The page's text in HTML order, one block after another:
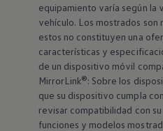
equipamiento varía según la
vehículo. Los mostrados
estos no constituyen una
características y
de un dispositivo móvil
MirrorLink®: Sobre los
que su dispositivo cumpla
revisar compatibilidad con
funciones y modelos